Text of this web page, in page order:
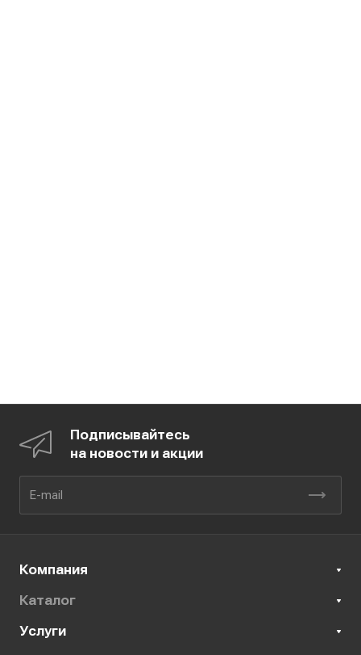
Подписывайтесь
на новости и акции
Компания
Каталог
Услуги